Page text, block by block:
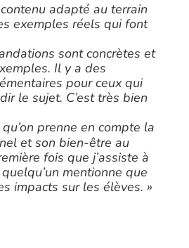
contenu adapté au terrain
exemples réels qui font
sont concrètes et
Il y a des
pour ceux qui
le sujet. C’est très bien
qu’on prenne en compte la
et son bien-être au
fois que j’assiste à
mentionne que
impacts sur les élèves. »